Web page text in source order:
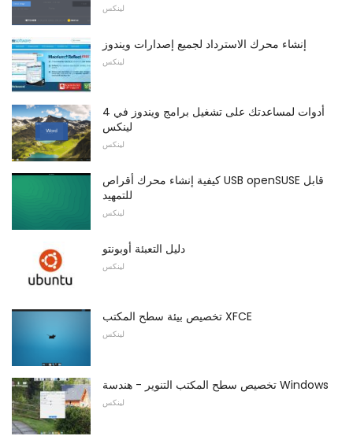
لينكس
إنشاء محرك الاسترداد لجميع إصدارات ويندوز
لينكس
4 أدوات لمساعدتك على تشغيل برامج ويندوز في
لينكس
لينكس
كيفية إنشاء محرك أقراص USB openSUSE قابل
للتمهيد
لينكس
دليل التعبئة أوبونتو
لينكس
تخصيص بيئة سطح المكتب XFCE
لينكس
تخصيص سطح المكتب التنوير - هندسة Windows
لينكس